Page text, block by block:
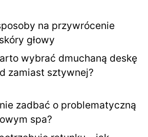
na przywrócenie
głowy
wybrać dmuchaną deskę
zamiast sztywnej?
zadbać o problematyczną
spa?